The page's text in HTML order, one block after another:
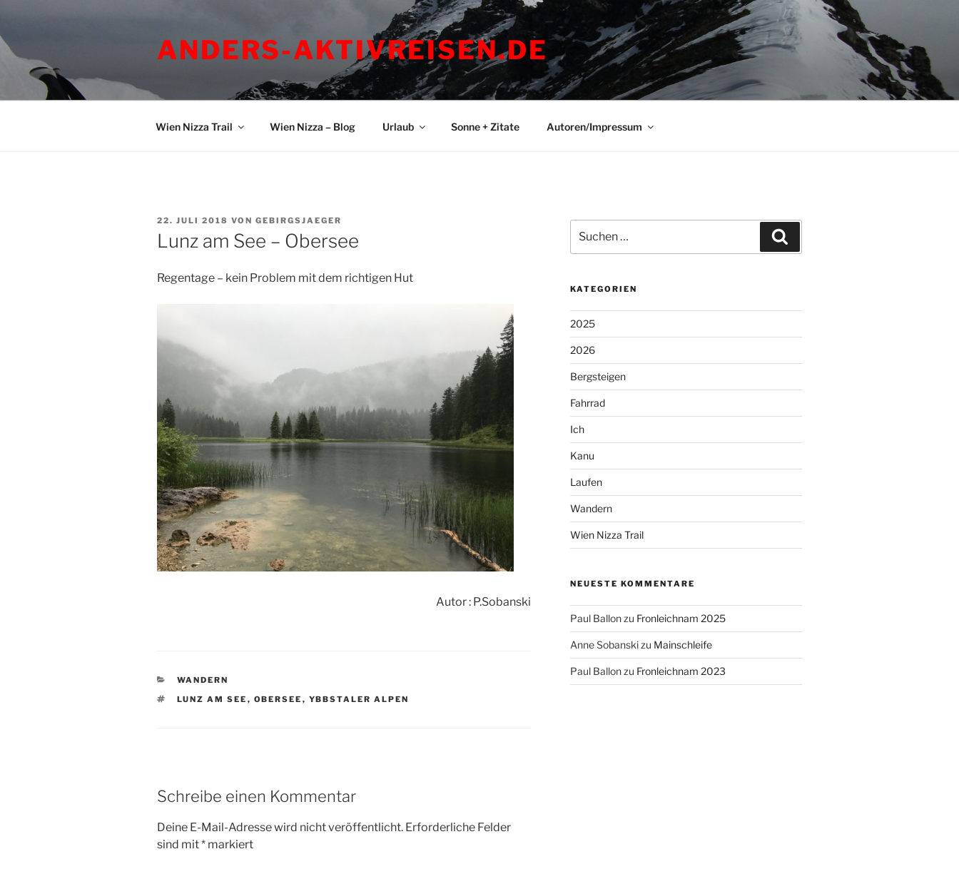
springen
ANDERS-AKTIVREISEN.DE
Wien Nizza Trail Wien Nizza – Blog Urlaub Sonne + Zitate Autoren/Impressum
VERÖFFENTLICHT
AM
22. JULI 2018 VON GEBIRGSJAEGER
Lunz am See – Obersee
Regentage – kein Problem mit dem richtigen Hut
Autor : P.Sobanski
KATEGORIEN
WANDERN
SCHLAGWÖRTER
LUNZ AM SEE , OBERSEE , YBBSTALER ALPEN
Schreibe einen Kommentar
Deine E-Mail-Adresse wird nicht veröffentlicht. Erforderliche Felder
sind mit* markiert
nach:
KATEGORIEN
2025
2026
Bergsteigen
Fahrrad
Ich
Kanu
Laufen
Wandern
Wien Nizza Trail
NEUESTE KOMMENTARE
Paul Ballonzu Fronleichnam 2025
Anne Sobanskizu Mainschleife
Paul Ballonzu Fronleichnam 2023